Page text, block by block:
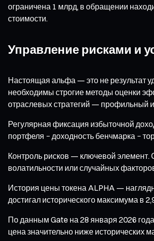
ограничена 1 млрд, в обращении
стоимости.
Управление рисками и
Настоящая альфа — это не результат
необходимы строгие методы оценки
отраслевых стратегий — профильный
Регулярная фиксация избыточной
портфеля − доходность бенчмарка −
Контроль рисков — ключевой элемент.
волатильности или случайных
История цены токена ALPHA —
достигал исторического максимума в
По данным Gate на 28 января 2026
цена значительно ниже исторических